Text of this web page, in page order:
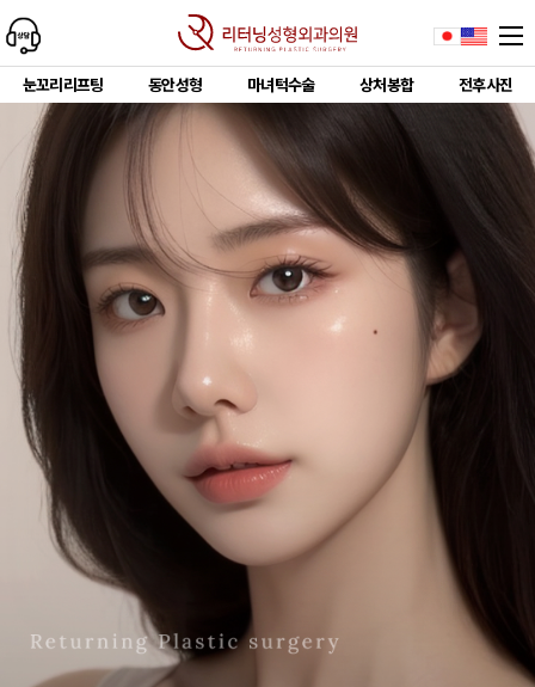
눈꼬리리프팅 동안성형 마녀턱수술 상처봉합 전후사진